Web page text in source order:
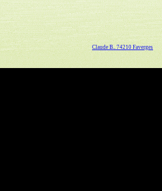
Claude B.. 74210 Faverges